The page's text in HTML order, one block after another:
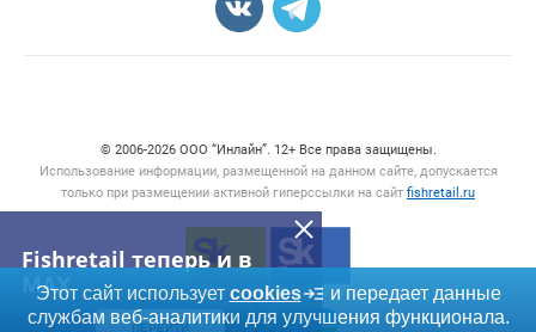
Fishretail теперь и в
MAX
ПЕРЕЙТИ
© 2006‑2026 ООО “Инлайн”. 12+ Все права защищены.
Использование информации, размещенной на данном сайте, допускается
только при размещении активной гиперссылки на сайт fishretail.ru
Этот сайт использует cookies
и передает данные
службам веб-аналитики для улучшения функционала.